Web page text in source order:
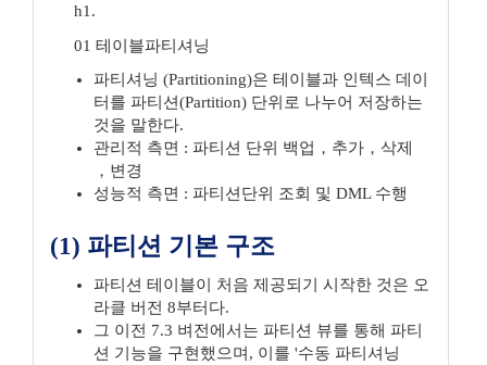
h1.
01 테이블파티셔닝
파티셔닝 (Partitioning)은 테이블과 인텍스 데이
터를 파티션(Partition) 단위로 나누어 저장하는
것을 말한다.
관리적 측면 : 파티션 단위 백업，추가，삭제
，변경
성능적 측면 : 파티션단위 조회 및 DML 수행
(1) 파티션 기본 구조
파티션 테이블이 처음 제공되기 시작한 것은 오
라클 버전 8부터다.
그 이전 7.3 벼전에서는 파티션 뷰를 통해 파티
션 기능을 구현했으며, 이를 '수동 파티셔닝